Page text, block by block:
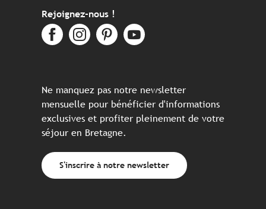
Rejoignez-nous !
Ne manquez pas notre newsletter
mensuelle pour bénéficier d'informations
exclusives et profiter pleinement de votre
séjour en Bretagne.
S'inscrire à notre newsletter